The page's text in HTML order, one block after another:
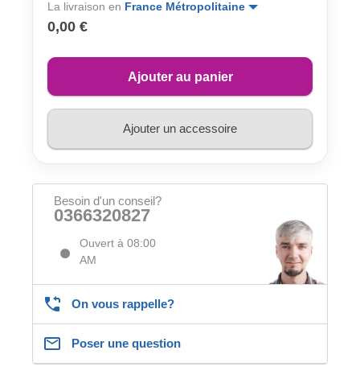
La livraison en France Métropolitaine
0,00 €
Ajouter au panier
Ajouter un accessoire
Besoin d'un conseil?
0366320827
Ouvert à 08:00
AM
On vous rappelle?
Poser une question